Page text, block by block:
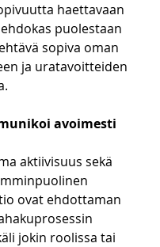
haettavaan
puolestaan
sopiva oman
ja uratavoitteiden
avoimesti
aktiivisuus sekä
ovat ehdottaman
jokin roolissa tai